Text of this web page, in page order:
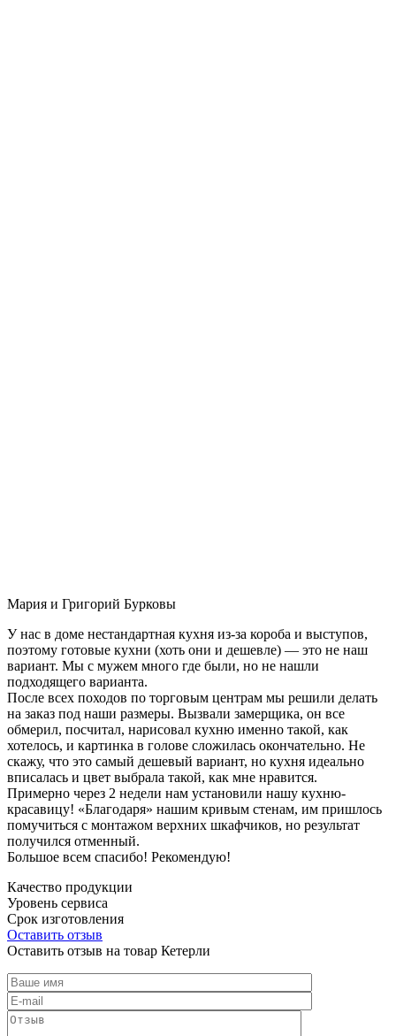
Мария и Григорий Бурковы
У нас в доме нестандартная кухня из-за короба и выступов,
поэтому готовые кухни (хоть они и дешевле) — это не наш
вариант. Мы с мужем много где были, но не нашли
подходящего варианта.
После всех походов по торговым центрам мы решили делать
на заказ под наши размеры. Вызвали замерщика, он все
обмерил, посчитал, нарисовал кухню именно такой, как
хотелось, и картинка в голове сложилась окончательно. Не
скажу, что это самый дешевый вариант, но кухня идеально
вписалась и цвет выбрала такой, как мне нравится.
Примерно через 2 недели нам установили нашу кухню-
красавицу! «Благодаря» нашим кривым стенам, им пришлось
помучиться с монтажом верхних шкафчиков, но результат
получился отменный.
Большое всем спасибо! Рекомендую!
Качество продукции
Уровень сервиса
Срок изготовления
Оставить отзыв
Оставить отзыв на товар Кетерли